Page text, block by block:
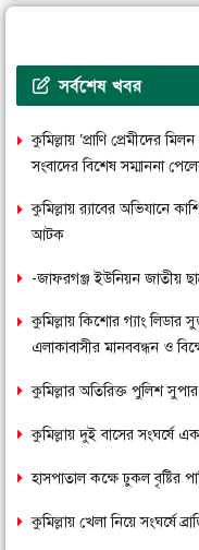
সর্বশেষ খবর
কুমিল্লায় ‘প্রাণি প্রেমীদের
সংবাদের বিশেষ সম্মাননা
কুমিল্লায় র‌্যাবের অভিযানে
আটক
-জাফরগঞ্জ ইউনিয়ন জাতীয়
কুমিল্লায় কিশোর গ্যাং লিডার
এলাকাবাসীর মানববন্ধন ও
কুমিল্লার অতিরিক্ত পুলিশ
কুমিল্লায় দুই বাসের সংঘর্ষে
হাসপাতাল কক্ষে ঢুকল বৃষ্টির
কুমিল্লায় খেলা নিয়ে সংঘর্ষে